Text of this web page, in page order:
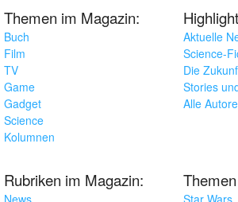
Themen im Magazin:
Buch
Film
TV
Game
Gadget
Science
Kolumnen
Aktuelle
Science-
Die
Stories
Alle
Rubriken im Magazin: